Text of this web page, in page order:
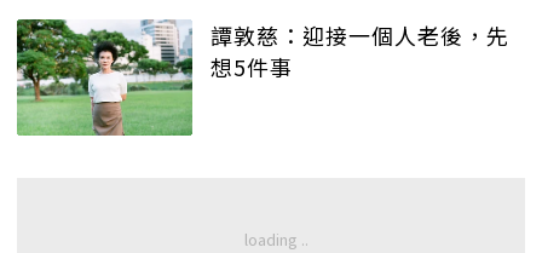
譚敦慈：迎接一個人老後，先
想5件事